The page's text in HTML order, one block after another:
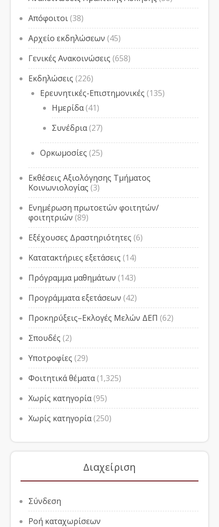
Απόφοιτοι(38)
Αρχείο εκδηλώσεων (45)
Γενικές Ανακοινώσεις (658)
Εκδηλώσεις (226)
Ερευνητικές-Επιστημονικές (135)
Ημερίδα(41)
Συνέδρια(27)
Ορκωμοσίες (25)
Εκθέσεις Αξιολόγησης Τμήματος
Κοινωνιολογίας (3)
Ενημέρωση πρωτοετών φοιτητών/
φοιτητριών (89)
Εξέχουσες Δραστηριότητες (6)
Κατατακτήριες εξετάσεις (14)
Πρόγραμμα μαθημάτων (143)
Προγράμματα εξετάσεων (42)
Προκηρύξεις–Εκλογές Μελών ΔΕΠ (62)
Σπουδές (2)
Υποτροφίες (29)
Φοιτητικά θέματα(1,325)
Χωρίς κατηγορία(95)
Χωρίς κατηγορία(250)
Διαχείριση
Σύνδεση
Ροή καταχωρίσεων